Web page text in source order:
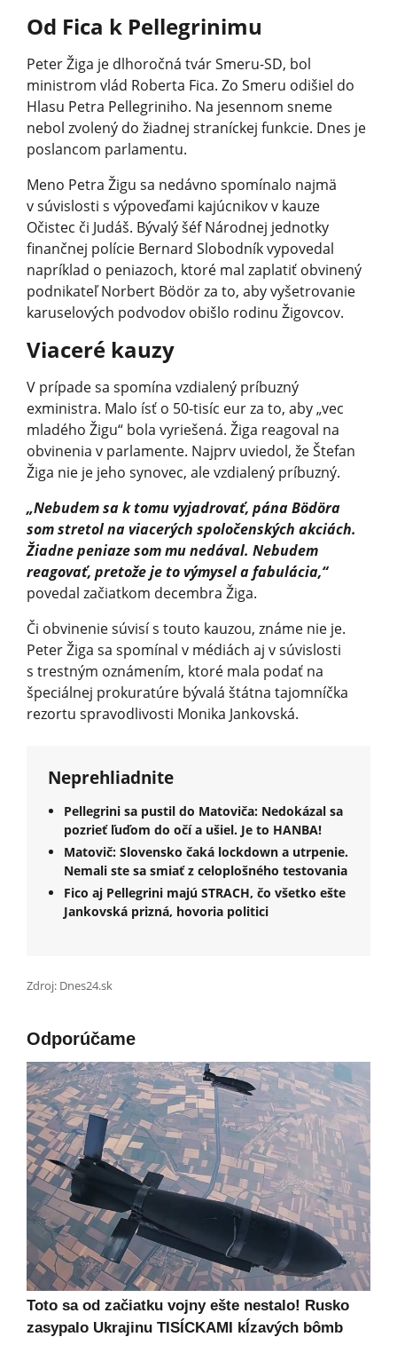
Od Fica k Pellegrinimu
Peter Žiga je dlhoročná tvár Smeru-SD, bol
ministrom vlád Roberta Fica. Zo Smeru odišiel do
Hlasu Petra Pellegriniho. Na jesennom sneme
nebol zvolený do žiadnej straníckej funkcie. Dnes je
poslancom parlamentu.
Meno Petra Žigu sa nedávno spomínalo najmä
v súvislosti s výpoveďami kajúcnikov v kauze
Očistec či Judáš. Bývalý šéf Národnej jednotky
finančnej polície Bernard Slobodník vypovedal
napríklad o peniazoch, ktoré mal zaplatiť obvinený
podnikateľ Norbert Bödör za to, aby vyšetrovanie
karuselových podvodov obišlo rodinu Žigovcov.
Viaceré kauzy
V prípade sa spomína vzdialený príbuzný
exministra. Malo ísť o 50-tisíc eur za to, aby „vec
mladého Žigu“ bola vyriešená. Žiga reagoval na
obvinenia v parlamente. Najprv uviedol, že Štefan
Žiga nie je jeho synovec, ale vzdialený príbuzný.
„Nebudem sa k tomu vyjadrovať, pána Bödöra
som stretol na viacerých spoločenských akciách.
Žiadne peniaze som mu nedával. Nebudem
reagovať, pretože je to výmysel a fabulácia,“
povedal začiatkom decembra Žiga.
Či obvinenie súvisí s touto kauzou, známe nie je.
Peter Žiga sa spomínal v médiách aj v súvislosti
s trestným oznámením, ktoré mala podať na
špeciálnej prokuratúre bývalá štátna tajomníčka
rezortu spravodlivosti Monika Jankovská.
Neprehliadnite
Pellegrini sa pustil do Matoviča: Nedokázal sa
pozrieť ľuďom do očí a ušiel. Je to HANBA!
Matovič: Slovensko čaká lockdown a utrpenie.
Nemali ste sa smiať z celoplošného testovania
Fico aj Pellegrini majú STRACH, čo všetko ešte
Jankovská prizná, hovoria politici
Zdroj: Dnes24.sk
Odporúčame
Toto sa od začiatku vojny ešte nestalo! Rusko
zasypalo Ukrajinu TISÍCKAMI kĺzavých bômb